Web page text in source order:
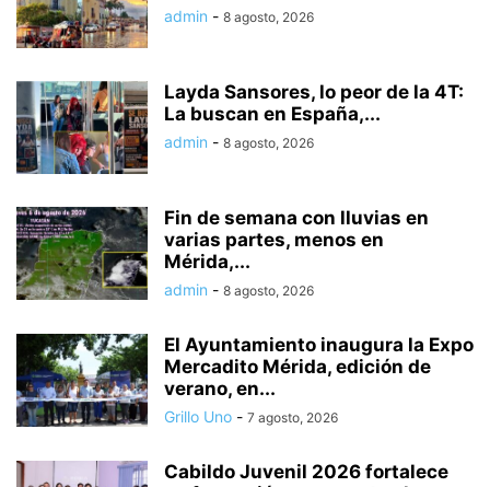
admin - 8 agosto, 2026
Layda Sansores, lo peor de la 4T:
La buscan en España,...
admin - 8 agosto, 2026
Fin de semana con lluvias en
varias partes, menos en
Mérida,...
admin - 8 agosto, 2026
El Ayuntamiento inaugura la Expo
Mercadito Mérida, edición de
verano, en...
Grillo Uno - 7 agosto, 2026
Cabildo Juvenil 2026 fortalece